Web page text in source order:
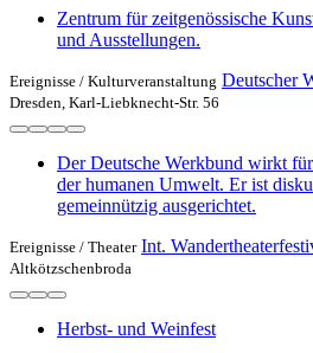
Zentrum für zeitgenössische
und Ausstellungen.
Ereignisse / Kulturveranstaltung Deutscher
Dresden, Karl-Liebknecht-Str. 56
Der Deutsche Werkbund wirkt
der humanen Umwelt. Er ist
gemeinnützig ausgerichtet.
Ereignisse / Theater Int.
Altkötzschenbroda
Herbst- und Weinfest